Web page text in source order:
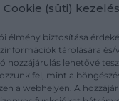
Cookie (süti) kezelés
élmény biztosítása
tárolására és/
hozzájárulás lehetővé
fel, mint a
a webhelyen. A
Áraink
ÁSZF